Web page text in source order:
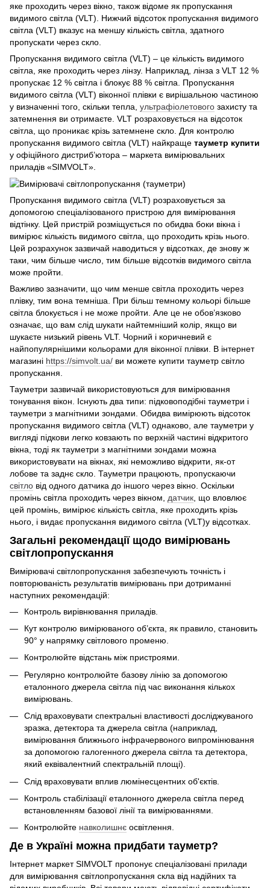
яке проходить через вікно, також відоме як пропускання
видимого світла (VLT). Нижчий відсоток пропускання видимого
світла (VLT) вказує на меншу кількість світла, здатного
пропускати через скло.
Пропускання видимого світла (VLT) – це кількість видимого
світла, яке проходить через лінзу. Наприклад, лінза з VLT 12 %
пропускає 12 % світла і блокує 88 % світла. Пропускання
видимого світла (VLT) віконної плівки є вирішальною частиною
у визначенні того, скільки тепла, ультрафіолетового захисту та
затемнення ви отримаєте. VLT розраховується на відсоток
світла, що проникає крізь затемнене скло. Для контролю
пропускання видимого світла (VLT) найкраще тауметр купити
у офіційного дистриб’ютора – маркета вимірювальних
приладів «SIMVOLT».
Пропускання видимого світла (VLT) розраховується за
допомогою спеціалізованого пристрою для вимірювання
відтінку. Цей пристрій розміщується по обидва боки вікна і
вимірює кількість видимого світла, що проходить крізь нього.
Цей розрахунок зазвичай наводиться у відсотках, де знову ж
таки, чим більше число, тим більше відсотків видимого світла
може пройти.
Важливо зазначити, що чим менше світла проходить через
плівку, тим вона темніша. При більш темному кольорі більше
світла блокується і не може пройти. Але це не обов’язково
означає, що вам слід шукати найтемніший колір, якщо ви
шукаєте низький рівень VLT. Чорний і коричневий є
найпопулярнішими кольорами для віконної плівки. В інтернет
магазині https://simvolt.ua/ ви можете купити тауметр світло
пропускання.
Тауметри зазвичай використовуються для вимірювання
тонування вікон. Існують два типи: підковоподібні тауметри і
тауметри з магнітними зондами. Обидва вимірюють відсоток
пропускання видимого світла (VLT) однаково, але тауметри у
вигляді підкови легко ковзають по верхній частині відкритого
вікна, тоді як тауметри з магнітними зондами можна
використовувати на вікнах, які неможливо відкрити, як-от
лобове та заднє скло. Тауметри працюють, пропускаючи
світло від одного датчика до іншого через вікно. Оскільки
промінь світла проходить через вікном, датчик , що вловлює
цей промінь, вимірює кількість світла, яке проходить крізь
нього, і видає пропускання видимого світла (VLT)у відсотках.
Загальні рекомендації щодо вимірювань
світлопропускання
Вимірювачі світлопропускання забезпечують точність і
повторюваність результатів вимірювань при дотриманні
наступних рекомендацій:
Контроль вирівнювання приладів.
Кут контролю вимірюваного об’єкта, як правило, становить
90° у напрямку світлового променю.
Контролюйте відстань між пристроями.
Регулярно контролюйте базову лінію за допомогою
еталонного джерела світла під час виконання кількох
вимірювань.
Слід враховувати спектральні властивості досліджуваного
зразка, детектора та джерела світла (наприклад,
вимірювання ближнього інфрачервоного випромінювання
за допомогою галогенного джерела світла та детектора,
який еквівалентний спектральній площі).
Слід враховувати вплив люмінесцентних об'єктів.
Контроль стабілізації еталонного джерела світла перед
встановленням базової лінії та вимірюваннями.
Контролюйте навколишнє освітлення.
Де в Україні можна придбати тауметр?
Інтернет маркет SIMVOLT пропонує спеціалізовані прилади
для вимірювання світлопропускання скла від надійних та